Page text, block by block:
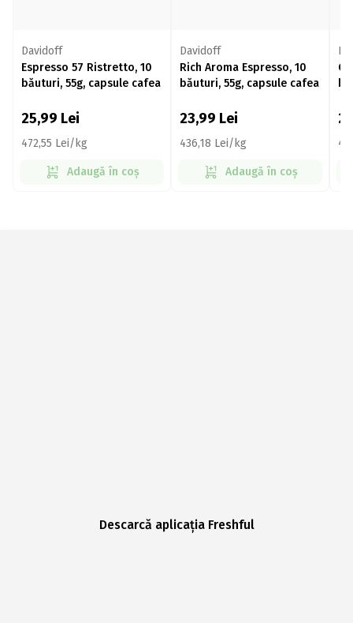
Davidoff
Espresso 57 Ristretto, 10
băuturi, 55g, capsule cafea
25,99 Lei
472,55 Lei/kg
Adaugă în coș
Davidoff
Rich Aroma Espresso, 10
băuturi, 55g, capsule cafea
23,99 Lei
436,18 Lei/kg
Adaugă în coș
Descarcă aplicația Freshful